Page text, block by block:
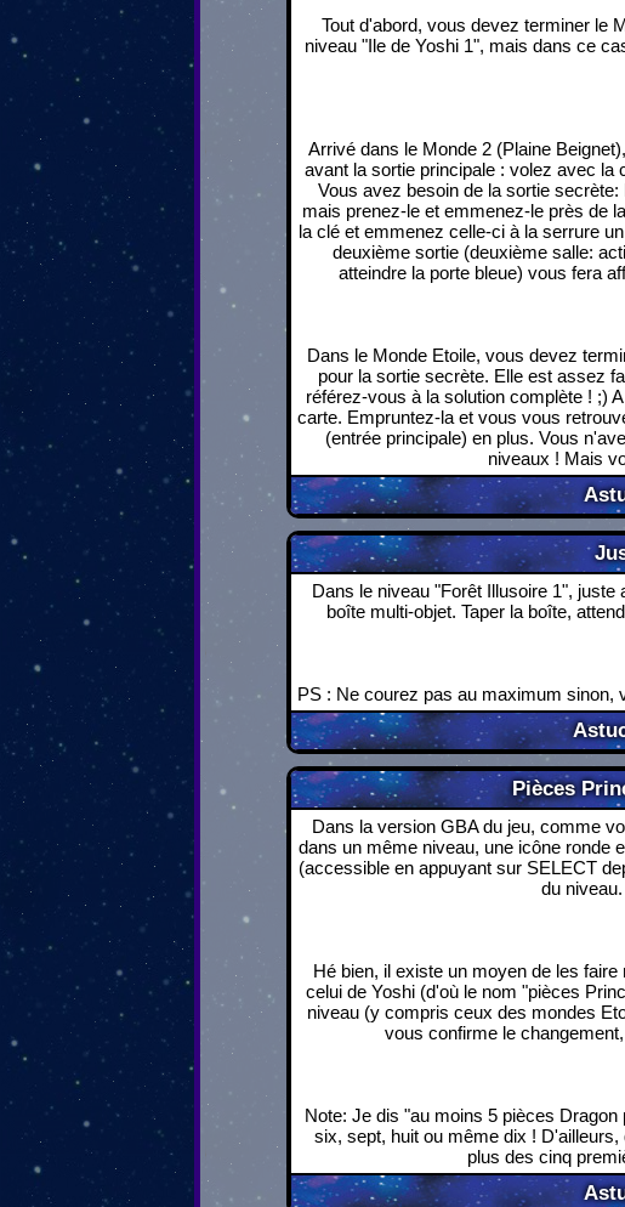
Tout d'abord, vous devez terminer le
niveau "Ile de Yoshi 1", mais dans ce
Arrivé dans le Monde 2 (Plaine
avant la sortie principale : volez avec la
Vous avez besoin de la sortie
mais prenez-le et emmenez-le près de
la clé et emmenez celle-ci à la serrure
deuxième sortie (deuxième salle:
atteindre la porte bleue) vous fera
Dans le Monde Etoile, vous devez
pour la sortie secrète. Elle est assez
référez-vous à la solution complète ! ;)
carte. Empruntez-la et vous vous
(entrée principale) en plus. Vous
niveaux ! Mais
Dans le niveau "Forêt Illusoire 1",
boîte multi-objet. Taper la boîte,
PS : Ne courez pas au maximum sinon,
Pièces
Dans la version GBA du jeu, comme
dans un même niveau, une icône ronde
(accessible en appuyant sur SELECT
du
Hé bien, il existe un moyen de les
celui de Yoshi (d'où le nom "pièces
niveau (y compris ceux des mondes
vous confirme le
Note: Je dis "au moins 5 pièces
six, sept, huit ou même dix !
plus des cinq